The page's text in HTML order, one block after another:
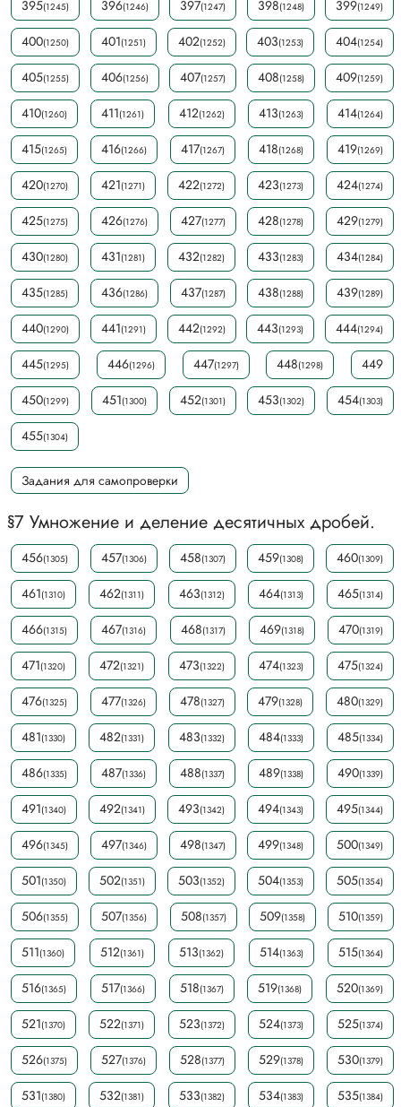
395(1245) 396(1246) 397(1247) 398(1248) 399(1249)
400(1250) 401(1251) 402(1252) 403(1253) 404(1254)
405(1255) 406(1256) 407(1257) 408(1258) 409(1259)
410(1260) 411(1261) 412(1262) 413(1263) 414(1264)
415(1265) 416(1266) 417(1267) 418(1268) 419(1269)
420(1270) 421(1271) 422(1272) 423(1273) 424(1274)
425(1275) 426(1276) 427(1277) 428(1278) 429(1279)
430(1280) 431(1281) 432(1282) 433(1283) 434(1284)
435(1285) 436(1286) 437(1287) 438(1288) 439(1289)
440(1290) 441(1291) 442(1292) 443(1293) 444(1294)
445(1295) 446(1296) 447(1297) 448(1298)
449
450(1299) 451(1300) 452(1301) 453(1302) 454(1303)
455(1304)
Задания для самопроверки
§7 Умножение и деление десятичных дробей.
456(1305) 457(1306) 458(1307) 459(1308) 460(1309)
461(1310) 462(1311) 463(1312) 464(1313) 465(1314)
466(1315) 467(1316) 468(1317) 469(1318) 470(1319)
471(1320) 472(1321) 473(1322) 474(1323) 475(1324)
476(1325) 477(1326) 478(1327) 479(1328) 480(1329)
481(1330) 482(1331) 483(1332) 484(1333) 485(1334)
486(1335) 487(1336) 488(1337) 489(1338) 490(1339)
491(1340) 492(1341) 493(1342) 494(1343) 495(1344)
496(1345) 497(1346) 498(1347) 499(1348) 500(1349)
501(1350) 502(1351) 503(1352) 504(1353) 505(1354)
506(1355) 507(1356) 508(1357) 509(1358) 510(1359)
511(1360) 512(1361) 513(1362) 514(1363) 515(1364)
516(1365) 517(1366) 518(1367) 519(1368) 520(1369)
521(1370) 522(1371) 523(1372) 524(1373) 525(1374)
526(1375) 527(1376) 528(1377) 529(1378) 530(1379)
531(1380) 532(1381) 533(1382) 534(1383) 535(1384)